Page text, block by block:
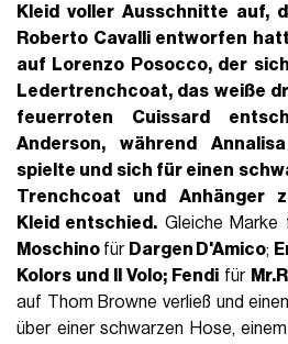
Kleid voller Ausschnitte auf,
Roberto Cavalli entworfen
auf Lorenzo Posocco, der
Ledertrenchcoat, das weiße
feuerroten Cuissard
Anderson, während
spielte und sich für einen
Trenchcoat und Anhänger
Kleid entschied. Gleiche Marke
Moschino für Dargen D'Amico;
Kolors und Il Volo; Fendi für
auf Thom Browne verließ und
über einer schwarzen Hose,